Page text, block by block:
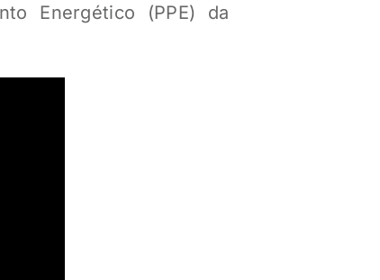
Energético (PPE) da